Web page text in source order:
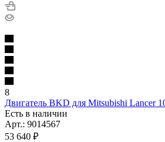
8
Двигатель BKD для Mitsubishi Lancer
Есть в наличии
Арт.: 9014567
53 640 ₽